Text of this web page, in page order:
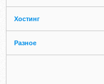
Хостинг
Разное